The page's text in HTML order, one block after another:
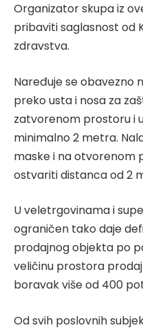
Organizator skupa iz
pribaviti saglasnost od
zdravstva.
Naređuje se obavezno
preko usta i nosa za
zatvorenom prostoru i
minimalno 2 metra.
maske i na otvorenom
ostvariti distanca od 2
U veletrgovinama i
ograničen tako daje
prodajnog objekta po
veličinu prostora
boravak više od 400
Od svih poslovnih